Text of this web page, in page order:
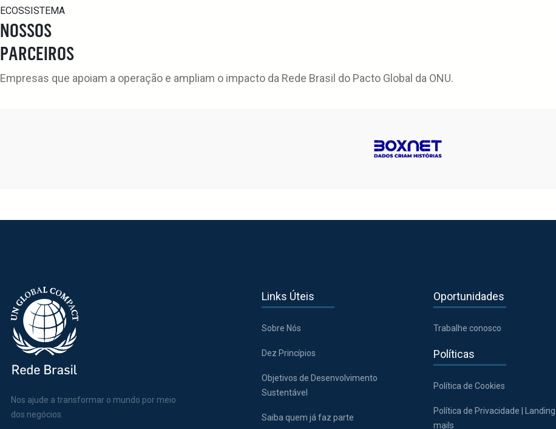
ECOSSISTEMA
NOSSOS
PARCEIROS
Empresas que apoiam a operação e ampliam o impacto da Rede Brasil do Pacto Global da ONU.
Nos ajude a transformar o mundo por meio
dos negócios.
Links Úteis
Sobre Nós
Dez Princípios
Objetivos de Desenvolvimento
Sustentável
Saiba quem já faz parte
Oportunidades
Trabalhe conosco
Políticas
Política de Cookies
Política de Privacidade |
mails